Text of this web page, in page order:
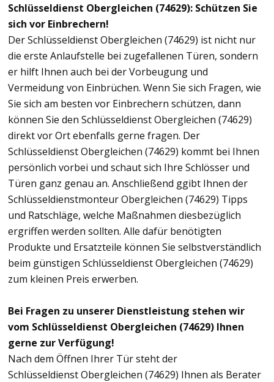
Schlüsseldienst Obergleichen (74629): Schützen Sie
sich vor Einbrechern!
Der Schlüsseldienst Obergleichen (74629) ist nicht nur
die erste Anlaufstelle bei zugefallenen Türen, sondern
er hilft Ihnen auch bei der Vorbeugung und
Vermeidung von Einbrüchen. Wenn Sie sich Fragen, wie
Sie sich am besten vor Einbrechern schützen, dann
können Sie den Schlüsseldienst Obergleichen (74629)
direkt vor Ort ebenfalls gerne fragen. Der
Schlüsseldienst Obergleichen (74629) kommt bei Ihnen
persönlich vorbei und schaut sich Ihre Schlösser und
Türen ganz genau an. Anschließend ggibt Ihnen der
Schlüsseldienstmonteur Obergleichen (74629) Tipps
und Ratschläge, welche Maßnahmen diesbezüglich
ergriffen werden sollten. Alle dafür benötigten
Produkte und Ersatzteile können Sie selbstverständlich
beim günstigen Schlüsseldienst Obergleichen (74629)
zum kleinen Preis erwerben.
Bei Fragen zu unserer Dienstleistung stehen wir
vom Schlüsseldienst Obergleichen (74629) Ihnen
gerne zur Verfügung!
Nach dem Öffnen Ihrer Tür steht der
Schlüsseldienst Obergleichen (74629) Ihnen als Berater